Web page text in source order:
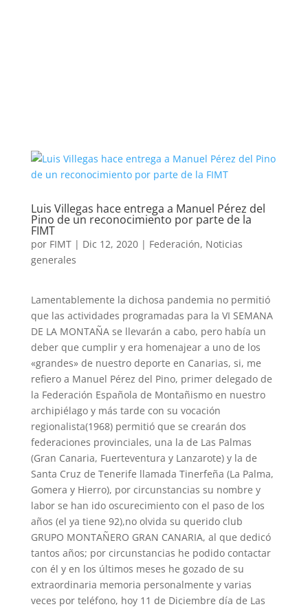
Luis Villegas hace entrega a Manuel Pérez del
Pino de un reconocimiento por parte de la
FIMT
por FIMT| Dic 12, 2020| Federación, Noticias
generales
Lamentablemente la dichosa pandemia no permitió
que las actividades programadas para la VI SEMANA
DE LA MONTAÑA se llevarán a cabo, pero había un
deber que cumplir y era homenajear a uno de los
«grandes» de nuestro deporte en Canarias, si, me
refiero a Manuel Pérez del Pino, primer delegado de
la Federación Española de Montañismo en nuestro
archipiélago y más tarde con su vocación
regionalista(1968) permitió que se crearán dos
federaciones provinciales, una la de Las Palmas
(Gran Canaria, Fuerteventura y Lanzarote) y la de
Santa Cruz de Tenerife llamada Tinerfeña (La Palma,
Gomera y Hierro), por circunstancias su nombre y
labor se han ido oscurecimiento con el paso de los
años (el ya tiene 92),no olvida su querido club
GRUPO MONTAÑERO GRAN CANARIA, al que dedicó
tantos años; por circunstancias he podido contactar
con él y en los últimos meses he gozado de su
extraordinaria memoria personalmente y varias
veces por teléfono, hoy 11 de Diciembre día de Las